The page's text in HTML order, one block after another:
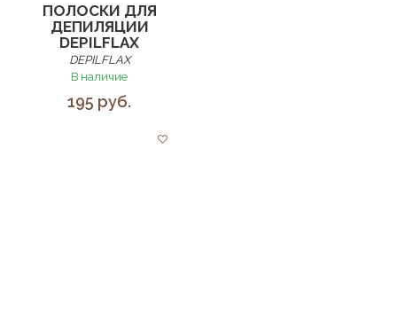
ПОЛОСКИ ДЛЯ
ДЕПИЛЯЦИИ
DEPILFLAX
DEPILFLAX
В наличие
195 руб.